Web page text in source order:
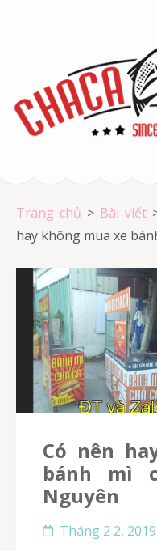
nội
dung
Trang chủ > Bài viết
hay không mua xe
Có nên hay không mua xe
bánh mì
Nguyên
Tháng 2 2, 2019